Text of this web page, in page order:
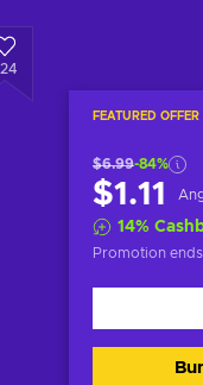
FEATURED OFFER
$6.99-84%
$1.11
14%
Promotion ends